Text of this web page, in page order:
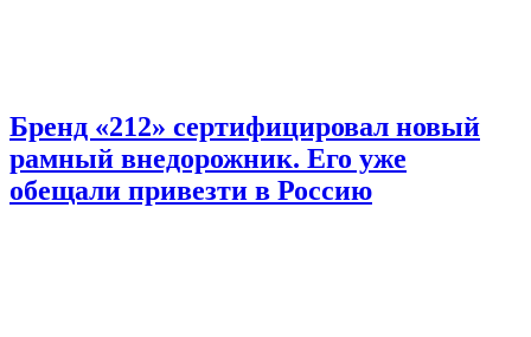
Бренд «212» сертифицировал новый
рамный внедорожник. Его уже
обещали привезти в Россию